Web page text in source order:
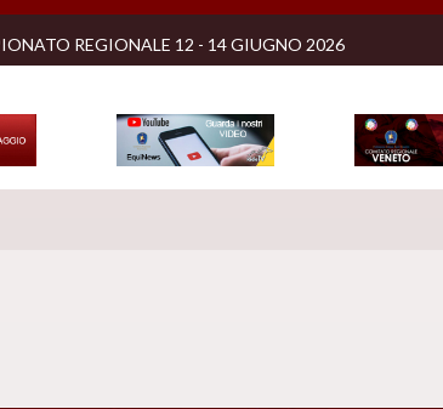
REGIONALE 12 - 14 GIUGNO 2026